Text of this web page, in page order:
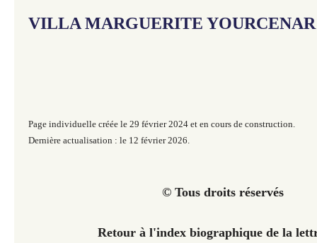
VILLA MARGUERITE YOURCENAR
Page individuelle créée le 29 février 2024 et en cours de construction.
Dernière actualisation : le 12 février 2026.
© Tous droits réservés
Retour à l'index biographique de la